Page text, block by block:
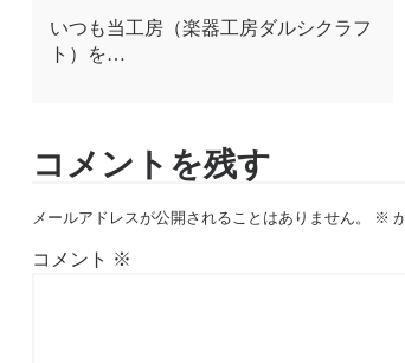
いつも当工房（楽器工房ダルシクラフ
ト）を…
コメントを残す
メールアドレスが公開されることはありません。 ※
コメント ※